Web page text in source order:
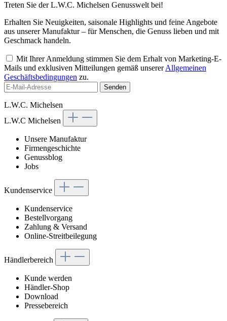
Treten Sie der L.W.C. Michelsen Genusswelt bei!
Erhalten Sie Neuigkeiten, saisonale Highlights und feine Angebote
aus unserer Manufaktur – für Menschen, die Genuss lieben und mit
Geschmack handeln.
Mit Ihrer Anmeldung stimmen Sie dem Erhalt von Marketing-E-
Mails und exklusiven Mitteilungen gemäß unsererAllgemeinen
Geschäftsbedingungen zu.
Senden
L.W.C. Michelsen
L.W.C Michelsen
Unsere Manufaktur
Firmengeschichte
Genussblog
Jobs
Kundenservice
Kundenservice
Bestellvorgang
Zahlung & Versand
Online-Streitbeilegung
Händlerbereich
Kunde werden
Händler-Shop
Download
Pressebereich